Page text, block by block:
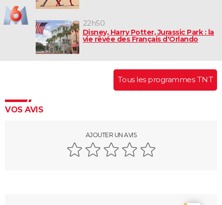
22h50
Disney, Harry Potter, Jurassic Park : la
vie rêvée des Français d'Orlando
Tous les programmes TNT
VOS AVIS
AJOUTER UN AVIS